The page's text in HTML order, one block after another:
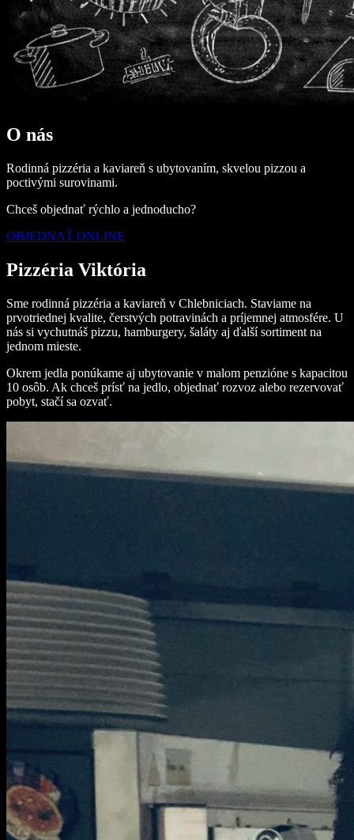
O nás
Rodinná pizzéria a kaviareň s ubytovaním, skvelou pizzou a
poctivými surovinami.
Chceš objednať rýchlo a jednoducho?
OBJEDNAŤ ONLINE
Pizzéria Viktória
Sme rodinná pizzéria a kaviareň v Chlebniciach. Staviame na
prvotriednej kvalite, čerstvých potravinách a príjemnej atmosfére. U
nás si vychutnáš pizzu, hamburgery, šaláty aj ďalší sortiment na
jednom mieste.
Okrem jedla ponúkame aj ubytovanie v malom penzióne s kapacitou
10 osôb. Ak chceš prísť na jedlo, objednať rozvoz alebo rezervovať
pobyt, stačí sa ozvať.